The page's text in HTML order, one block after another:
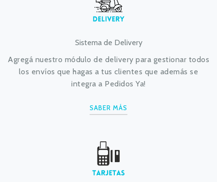
Sistema de Delivery
Agregá nuestro módulo de delivery para gestionar todos
los envíos que hagas a tus clientes que además se
integra a Pedidos Ya!
SABER MÁS